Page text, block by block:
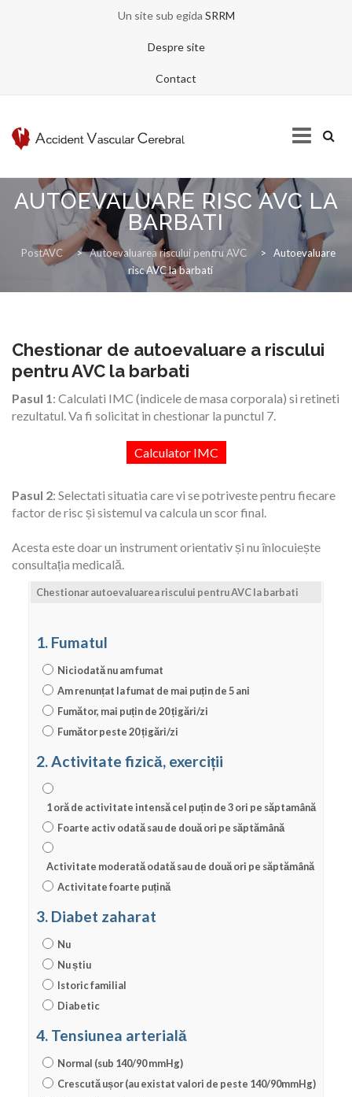
Un site sub egida SRRM
Despre site
Contact
to
DESPRE AVC
RECUPERARE
NOUTATI
AUTOEVALUARE RISC AVC LA
BARBATI
PostAVC > Autoevaluarea riscului pentru AVC >
Autoevaluare
risc AVC la barbati
Chestionar de autoevaluare a riscului
pentru AVC la barbati
Pasul 1: Calculati IMC (indicele de masa corporala) si retineti
rezultatul. Va fi solicitat in chestionar la punctul 7.
Calculator IMC
Pasul 2: Selectati situatia care vi se potriveste pentru fiecare
factor de risc și sistemul va calcula un scor final.
Acesta este doar un instrument orientativ și nu înlocuiește
consultația medicală.
Chestionar autoevaluarea riscului pentru AVC la barbati
1. Fumatul
Niciodată nu am fumat
Am renunțat la fumat de mai puțin de 5 ani
Fumător, mai puțin de 20 țigări/zi
Fumător peste 20 țigări/zi
2. Activitate fizică, exerciții
1 oră de activitate intensă cel puțin de 3 ori pe săptamână
Foarte activ odată sau de două ori pe săptămână
Activitate moderată odată sau de două ori pe săptămână
Activitate foarte puțină
3. Diabet zaharat
Nu
Nu știu
Istoric familial
Diabetic
4. Tensiunea arterială
Normal (sub 140/90 mmHg)
Crescută ușor (au existat valori de peste 140/90mmHg)